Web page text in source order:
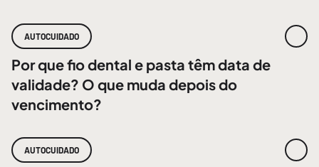
AUTOCUIDADO
Por que fio dental e pasta têm data de
validade? O que muda depois do
vencimento?
AUTOCUIDADO